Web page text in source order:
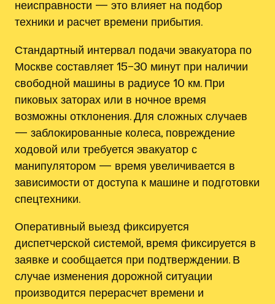
неисправности — это влияет на подбор
техники и расчет времени прибытия.
Стандартный интервал подачи эвакуатора по
Москве составляет 15–30 минут при наличии
свободной машины в радиусе 10 км. При
пиковых заторах или в ночное время
возможны отклонения. Для сложных случаев
— заблокированные колеса, повреждение
ходовой или требуется эвакуатор с
манипулятором — время увеличивается в
зависимости от доступа к машине и подготовки
спецтехники.
Оперативный выезд фиксируется
диспетчерской системой, время фиксируется в
заявке и сообщается при подтверждении. В
случае изменения дорожной ситуации
производится перерасчет времени и